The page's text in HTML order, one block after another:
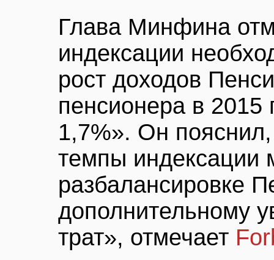
Глава Минфина
индексации
рост доходов
пенсионера в 2015
1,7%». Он
темпы индексации
разбалансировке
дополнительному
трат», отмечает